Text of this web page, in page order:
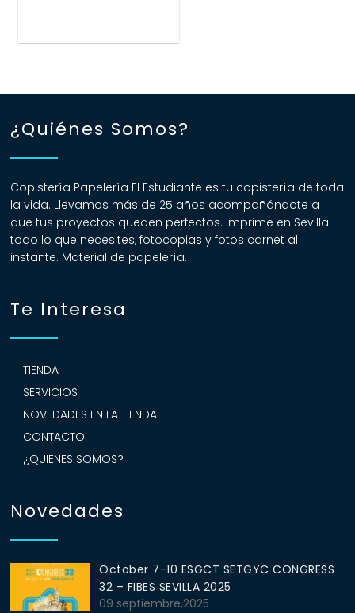
¿Quiénes Somos?
Copistería Papelería El Estudiante es tu copistería de toda
la vida. Llevamos más de 25 años acompañándote a
que tus proyectos queden perfectos. Imprime en Sevilla
todo lo que necesites, fotocopias y fotos carnet al
instante. Material de papelería.
Te Interesa
TIENDA
SERVICIOS
NOVEDADES EN LA TIENDA
CONTACTO
¿QUIENES SOMOS?
Novedades
October 7-10 ESGCT SETGYC CONGRESS
32 – FIBES SEVILLA 2025
09 septiembre,2025